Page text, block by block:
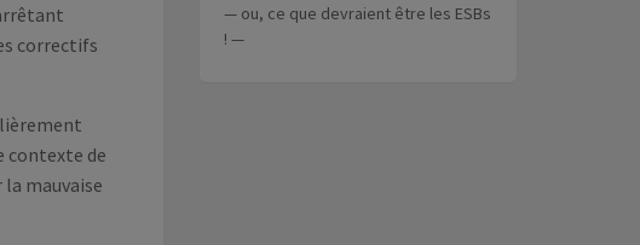
correctifs
contexte de
mauvaise
— ou, ce que devraient être les ESBs
! —